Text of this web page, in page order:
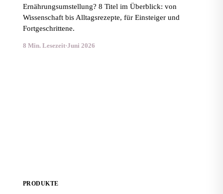
Ernährungsumstellung? 8 Titel im Überblick: von
Wissenschaft bis Alltagsrezepte, für Einsteiger und
Fortgeschrittene.
8 Min. Lesezeit·Juni 2026
PRODUKTE